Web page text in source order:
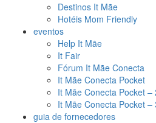
Destinos It Mãe
Hotéis Mom Friendly
eventos
Help It Mãe
It Fair
Fórum It Mãe Conecta
It Mãe Conecta Pocket
It Mãe Conecta Pocket –
It Mãe Conecta Pocket –
guia de fornecedores